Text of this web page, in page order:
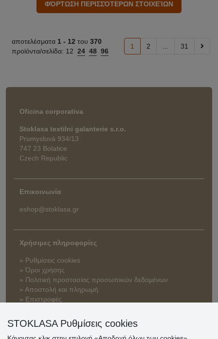
αποτελέσματα 1 - 12 του 370
προϊόντα/σελίδα: 12 24 48 96
1 2 31
Oficina corporativa
Stoklasa textilni galanterie s.r.o.
Prumyslová 934/13
747 23 Bolatice
Czech Republic
Επικοινωνία
eshop@stoklasa.gr
Χρήσιμες πληροφορίες
» Ρυθμίσεις cookies
» Όροι χρήσης
» Πολιτική προστασίας προσωπικών δεδομένων
» Αποστολή και πληρωμή
» Επιστροφές
STOKLASA Ρυθμίσεις cookies